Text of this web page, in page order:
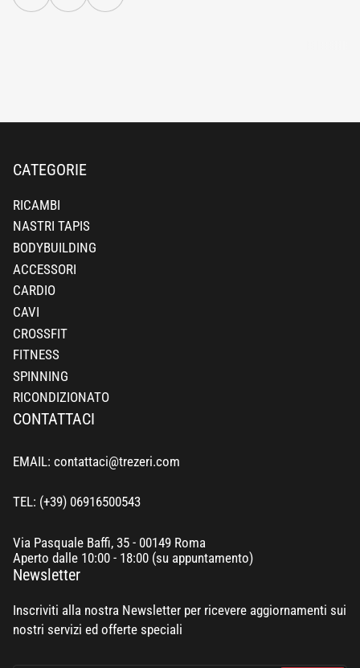
CATEGORIE
RICAMBI
NASTRI TAPIS
BODYBUILDING
ACCESSORI
CARDIO
CAVI
CROSSFIT
FITNESS
SPINNING
RICONDIZIONATO
CONTATTACI
EMAIL: contattaci@trezeri.com
TEL: (+39) 06916500543
Via Pasquale Baffi, 35 - 00149 Roma
Aperto dalle 10:00 - 18:00 (su appuntamento)
Newsletter
Inscriviti alla nostra Newsletter per ricevere aggiornamenti sui
nostri servizi ed offerte speciali